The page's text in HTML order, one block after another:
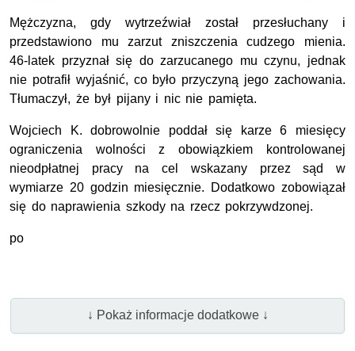
Mężczyzna, gdy wytrzeźwiał został przesłuchany i
przedstawiono mu zarzut zniszczenia cudzego mienia.
46-latek przyznał się do zarzucanego mu czynu, jednak
nie potrafił wyjaśnić, co było przyczyną jego zachowania.
Tłumaczył, że był pijany i nic nie pamięta.
Wojciech K. dobrowolnie poddał się karze 6 miesięcy
ograniczenia wolności z obowiązkiem kontrolowanej
nieodpłatnej pracy na cel wskazany przez sąd w
wymiarze 20 godzin miesięcznie. Dodatkowo zobowiązał
się do naprawienia szkody na rzecz pokrzywdzonej.
po
↓ Pokaż informacje dodatkowe ↓